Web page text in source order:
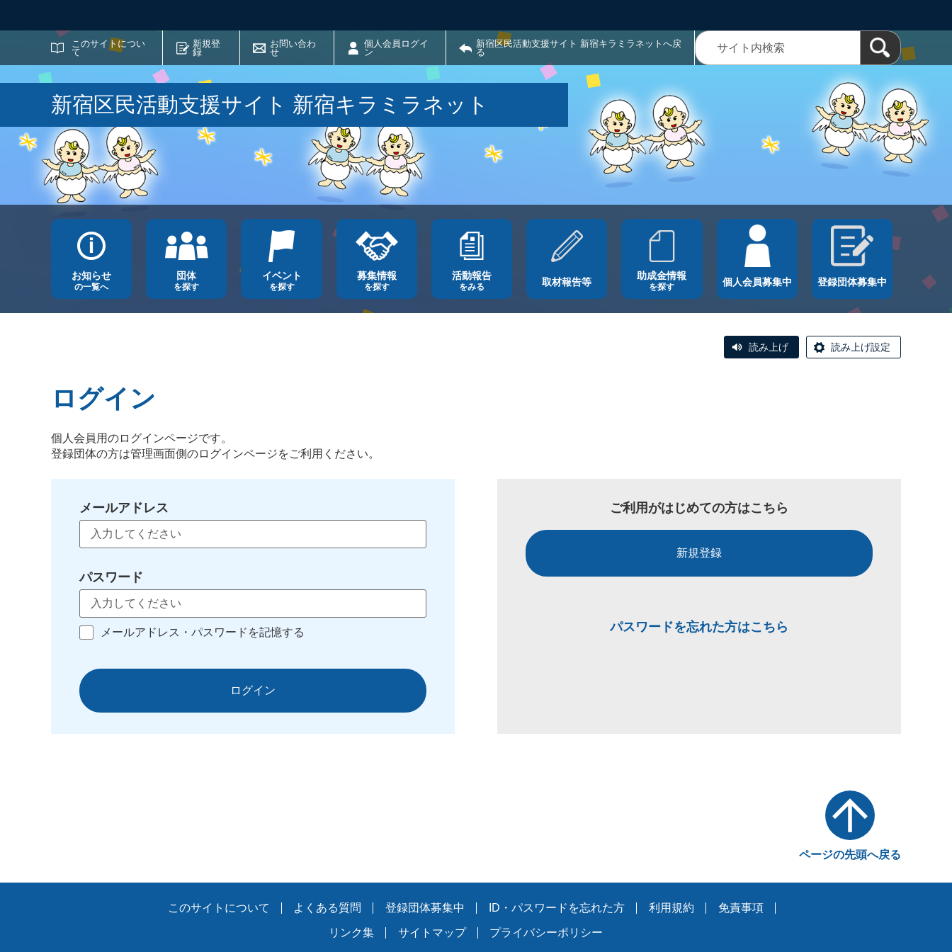
このサイトについ
て
新規登
録
お問い合わ
せ
個人会員ログイ
ン
新宿区民活動支援サイト 新宿キラミラネットへ戻
る
サイト内検索
新宿区民活動支援サイト 新宿キラミラネット
お知らせ
の一覧へ
団体
を探す
イベント
を探す
募集情報
を探す
活動報告
をみる 取材報告等
助成金情報
を探す 個人会員募集中 登録団体募集中
読み上げ 読み上げ設定
ログイン
個人会員用のログインページです。
登録団体の方は管理画面側のログインページをご利用ください。
メールアドレス
パスワード
メールアドレス・パスワードを記憶する
ログイン
ご利用がはじめての方はこちら
新規登録
パスワードを忘れた方はこちら
ページの先頭へ戻る
このサイトについて よくある質問 登録団体募集中 ID・パスワードを忘れた方 利用規約 免責事項
リンク集 サイトマップ プライバシーポリシー